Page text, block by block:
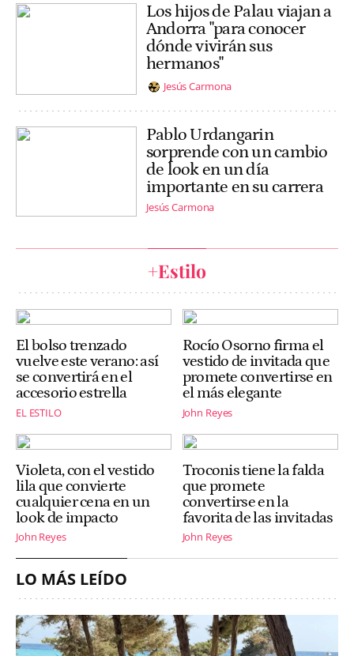
Los hijos de Palau viajan a
Andorra "para conocer
dónde vivirán sus
hermanos"
Jesús Carmona
Pablo Urdangarin
sorprende con un cambio
de look en un día
importante en su carrera
Jesús Carmona
+Estilo
El bolso trenzado
vuelve este verano: así
se convertirá en el
accesorio estrella
EL ESTILO
Rocío Osorno firma el
vestido de invitada que
promete convertirse en
el más elegante
John Reyes
Violeta, con el vestido
lila que convierte
cualquier cena en un
look de impacto
John Reyes
Troconis tiene la falda
que promete
convertirse en la
favorita de las invitadas
John Reyes
LO MÁS LEÍDO